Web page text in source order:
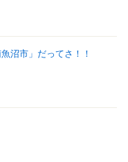
沼市」だってさ！！